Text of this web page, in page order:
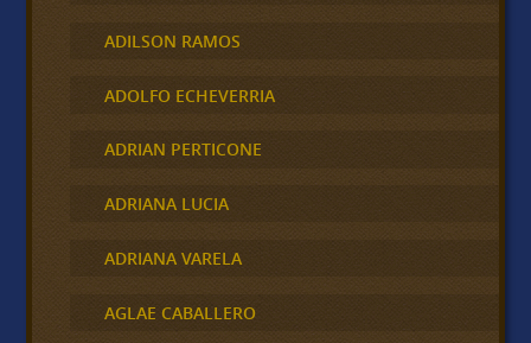
ADILSON RAMOS
ADOLFO ECHEVERRIA
ADRIAN PERTICONE
ADRIANA LUCIA
ADRIANA VARELA
AGLAE CABALLERO